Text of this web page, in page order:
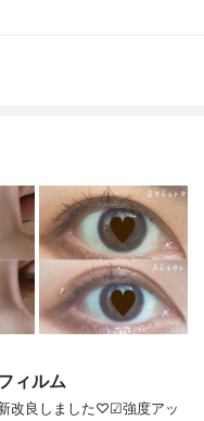
ィルム
新改良しました♡☑︎強度アッ